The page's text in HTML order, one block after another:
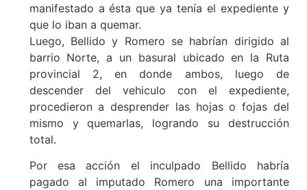
manifestado a ésta que ya tenía el expediente y
que lo iban a quemar.
Luego, Bellido y Romero se habrían dirigido al
barrio Norte, a un basural ubicado en la Ruta
provincial 2, en donde ambos, luego de
descender del vehiculo con el expediente,
procedieron a desprender las hojas o fojas del
mismo y quemarlas, logrando su destrucción
total.
Por esa acción el inculpado Bellido habría
pagado al imputado Romero una importante